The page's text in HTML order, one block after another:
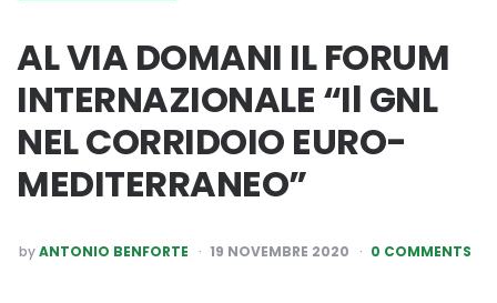
AL VIA DOMANI IL FORUM
INTERNAZIONALE “Il GNL
NEL CORRIDOIO EURO-
MEDITERRANEO”
POSTED
BY
byANTONIO BENFORTE 19 NOVEMBRE 2020 0 COMMENTS